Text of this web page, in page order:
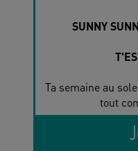
SUNNY
Ta semaine au
tout